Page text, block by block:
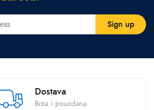
Dostava
Brza i pouzdana